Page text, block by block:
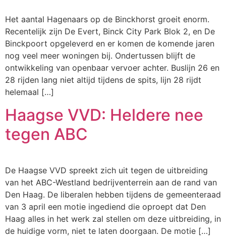
Het aantal Hagenaars op de Binckhorst groeit enorm.
Recentelijk zijn De Evert, Binck City Park Blok 2, en De
Binckpoort opgeleverd en er komen de komende jaren
nog veel meer woningen bij. Ondertussen blijft de
ontwikkeling van openbaar vervoer achter. Buslijn 26 en
28 rijden lang niet altijd tijdens de spits, lijn 28 rijdt
helemaal […]
Haagse VVD: Heldere nee
tegen ABC
De Haagse VVD spreekt zich uit tegen de uitbreiding
van het ABC-Westland bedrijventerrein aan de rand van
Den Haag. De liberalen hebben tijdens de gemeenteraad
van 3 april een motie ingediend die oproept dat Den
Haag alles in het werk zal stellen om deze uitbreiding, in
de huidige vorm, niet te laten doorgaan. De motie […]